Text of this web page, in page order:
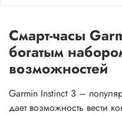
Смарт-часы
богатым
возможностей
Garmin Instinct 3 –
дает возможность вести